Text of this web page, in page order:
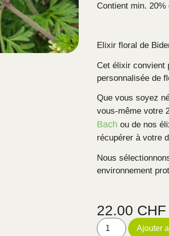
Contient min. 20%
Elixir floral de
Cet élixir convient
personnalisée de
Que vous soyez
vous-même votre
Bach ou de nos
récupérer à votre
Nous
environnement
22.00 CHF
Ajouter